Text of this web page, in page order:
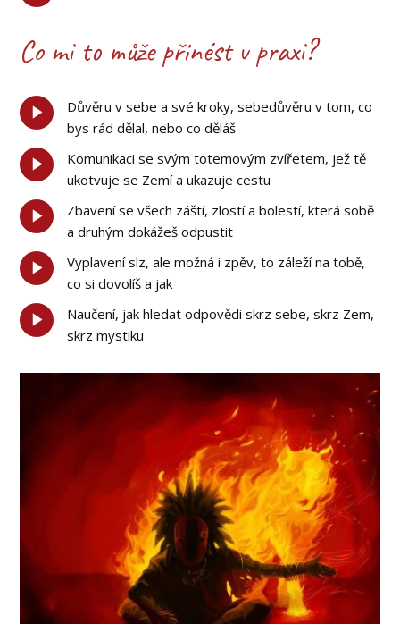
Co mi to může přinést v praxi?
Důvěru v sebe a své kroky, sebedůvěru v tom, co
bys rád dělal, nebo co děláš
Komunikaci se svým totemovým zvířetem, jež tě
ukotvuje se Zemí a ukazuje cestu
Zbavení se všech záští, zlostí a bolestí, která sobě
a druhým dokážeš odpustit
Vyplavení slz, ale možná i zpěv, to záleží na tobě,
co si dovolíš a jak
Naučení, jak hledat odpovědi skrz sebe, skrz Zem,
skrz mystiku